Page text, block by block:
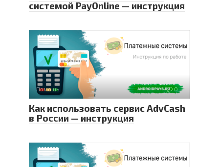
системой PayOnline — инструкция
Помощь 0
Как использовать сервис AdvCash
в России — инструкция